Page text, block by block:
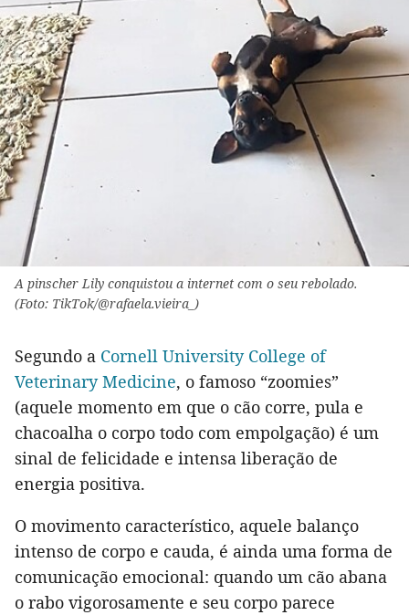
A pinscher Lily conquistou a internet com o seu rebolado.
(Foto: TikTok/@rafaela.vieira_)
Segundo a Cornell University College of
Veterinary Medicine, o famoso “zoomies”
(aquele momento em que o cão corre, pula e
chacoalha o corpo todo com empolgação) é um
sinal de felicidade e intensa liberação de
energia positiva.
O movimento característico, aquele balanço
intenso de corpo e cauda, é ainda uma forma de
comunicação emocional: quando um cão abana
o rabo vigorosamente e seu corpo parece